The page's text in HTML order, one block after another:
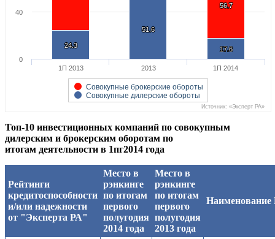
56.7
56.7
24.3
24.3
51.6
51.6
17.6
17.6
Совокупные брокерские обороты
Совокупные дилерские обороты
1П 2013 2013 1П 2014
0
40
Источник: «Эксперт РА»
Топ-10 инвестиционных компаний по совокупным
дилерским и брокерским оборотам по
итогам деятельности в 1пг2014 года
Рейтинги
кредитоспособности
и/или надежности
от "Эксперта РА"
Место в
рэнкинге
по итогам
первого
полугодия
2014 года
Место в
рэнкинге
по итогам
первого
полугодия
2013 года